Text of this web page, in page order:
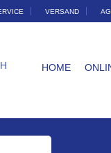
VERSAND
HOME